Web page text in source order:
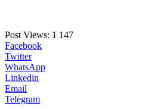
Post Views: 1 147
Facebook
Twitter
WhatsApp
Linkedin
Email
Telegram